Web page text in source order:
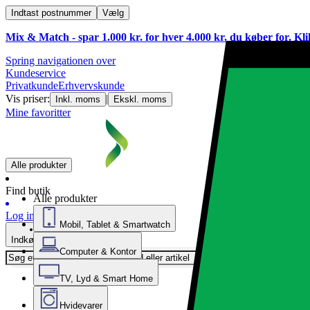
Indtast postnummer Vælg
Mix & Match - spar 1.000 kr. for hver 4.000 kr. du køber for.
Spring navigationen over
Kundeservice
PrivatkundeErhvervskunde
Vis priser:
Inkl. moms | Ekskl. moms
Mine favoritter
Alle produkter
Find butik
Log ind
Indkøbskurv
Alle produkter
Mobil, Tablet & Smartwatch
Computer & Kontor
TV, Lyd & Smart Home
Hvidevarer